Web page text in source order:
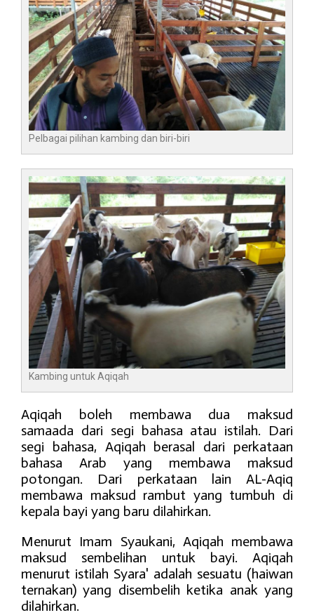
Pelbagai pilihan kambing dan biri-biri
Kambing untuk Aqiqah
Aqiqah boleh membawa dua maksud
samaada dari segi bahasa atau istilah. Dari
segi bahasa, Aqiqah berasal dari perkataan
bahasa Arab yang membawa maksud
potongan. Dari perkataan lain AL-Aqiq
membawa maksud rambut yang tumbuh di
kepala bayi yang baru dilahirkan.
Menurut Imam Syaukani, Aqiqah membawa
maksud sembelihan untuk bayi. Aqiqah
menurut istilah Syara' adalah sesuatu (haiwan
ternakan) yang disembelih ketika anak yang
dilahirkan.